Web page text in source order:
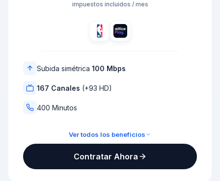
impuestos incluidos / mes
Subida simétrica 100 Mbps
167 Canales (+93 HD)
400 Minutos
Ver todos los beneficios
TV Full + Altice TV ProContratar Ahora